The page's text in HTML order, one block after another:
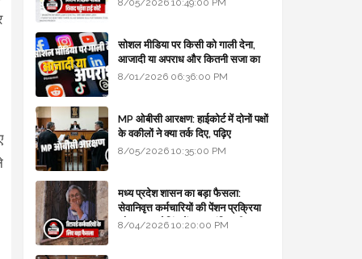
सोशल मीडिया पर किसी को गाली देना,
आजादी या अपराध और कितनी सजा का
प्रावधान - free legal advice
8/01/2026 06:36:00 PM
MP ओबीसी आरक्षण: हाईकोर्ट में दोनों पक्षों
के वकीलों ने क्या तर्क दिए, पढ़िए
8/05/2026 10:35:00 PM
मध्य प्रदेश शासन का बड़ा फैसला:
सेवानिवृत्त कर्मचारियों की पेंशन प्रक्रिया
और बजट कोडिंग में हुए क्रांतिकारी
8/04/2026 10:20:00 PM